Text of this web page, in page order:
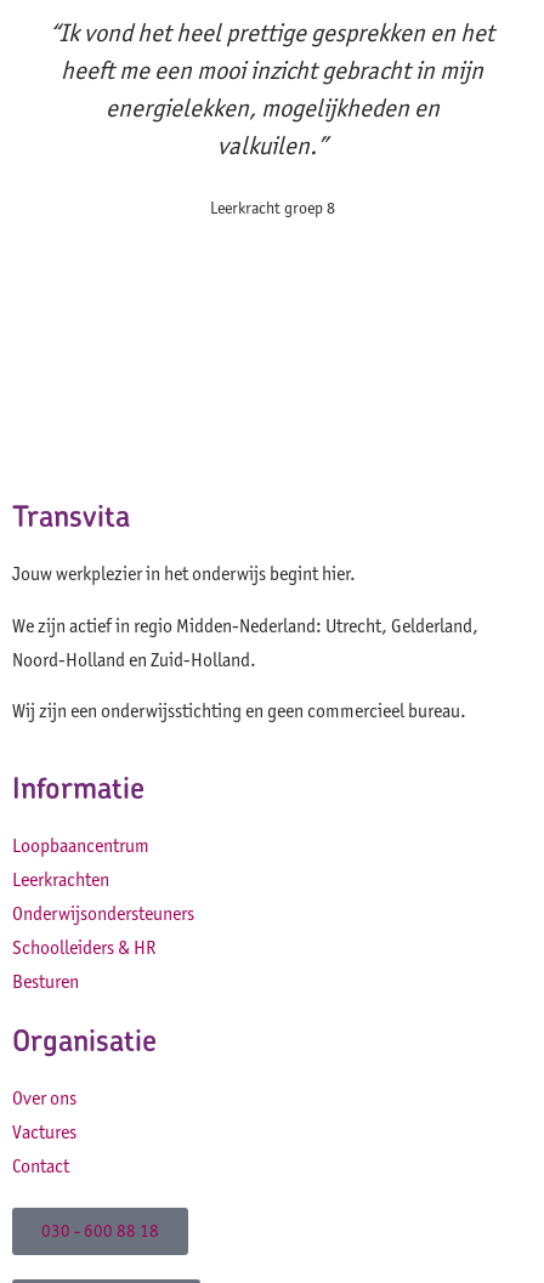
“Ik vond het heel prettige gesprekken en het
heeft me een mooi inzicht gebracht in mijn
energielekken, mogelijkheden en
valkuilen.”
Leerkracht groep 8
Transvita
Jouw werkplezier in het onderwijs begint hier.
We zijn actief in regio Midden-Nederland: Utrecht, Gelderland,
Noord-Holland en Zuid-Holland.
Wij zijn een onderwijsstichting en geen commercieel bureau.
Informatie
Loopbaancentrum
Leerkrachten
Onderwijsondersteuners
Schoolleiders & HR
Besturen
Organisatie
Over ons
Vactures
Contact
030 - 600 88 18